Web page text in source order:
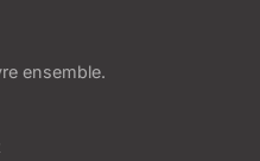
ensemble.